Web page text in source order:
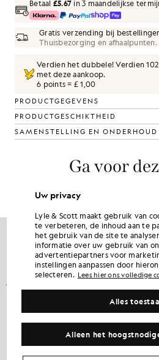
Betaal £5.67 in 3 maandelijkse
Gratis verzending bij
Thuisbezorging en
Verdien het dubbele! Verdien102
met deze aankoop.
6 points = £ 1,00
PRODUCTGEGEVENS
PRODUCTGESCHIKTHEID
SAMENSTELLING EN ONDERHOUD
Ga voor
garderobe naar een
Uw privacy
Lyle & Scott maakt gebruik van
te verbeteren, de inhoud aan te
het gebruik van de site te
informatie over uw gebruik van
advertentiepartners voor
instellingen aanpassen door
selecteren.
Lees hier ons volledige
Alleen het
Alles